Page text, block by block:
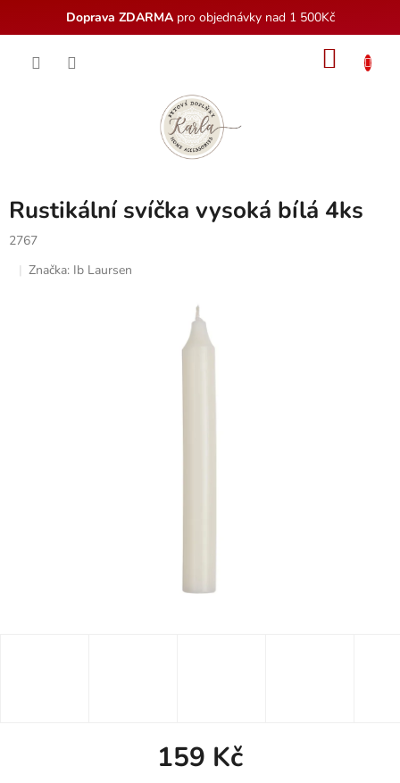
Doprava ZDARMApro objednávky nad 1 500Kč
Rustikální svíčka vysoká bílá 4ks
2767
Značka: Ib Laursen
159 Kč